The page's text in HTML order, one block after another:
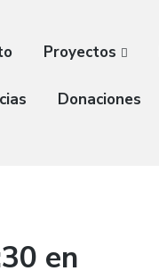
Proyectos
Donaciones
en